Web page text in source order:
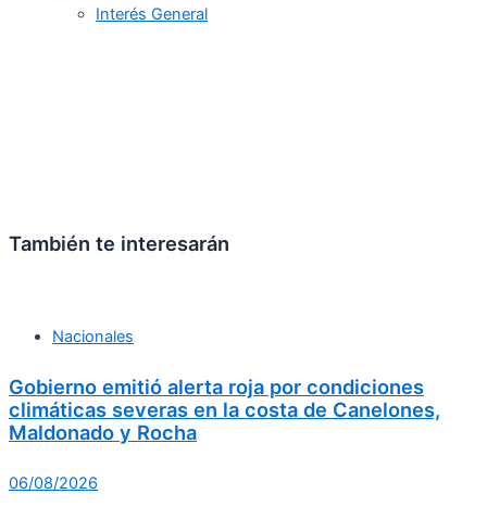
Interés General
También te interesarán
Nacionales
Gobierno emitió alerta roja por condiciones
climáticas severas en la costa de Canelones,
Maldonado y Rocha
06/08/2026